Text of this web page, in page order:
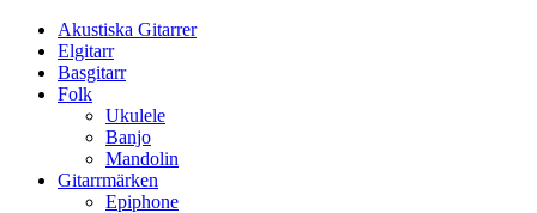
Akustiska Gitarrer
Elgitarr
Basgitarr
Folk
Ukulele
Banjo
Mandolin
Gitarrmärken
Epiphone